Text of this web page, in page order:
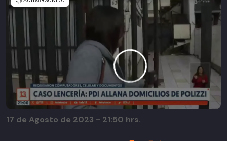
17 de Agosto de 2023 - 21:50 hrs.